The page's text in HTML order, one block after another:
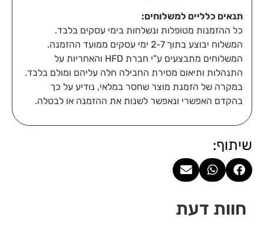
תנאים כלליים למשלוחים:
כל ההזמנות מטופלות ונשלחות בימי עסקים בלבד.
המשלוח יבוצע בתוך 2-7 ימי עסקים ממועד ההזמנה.
המשלוחים מתבצעים ע"י חברת HFD והאחריות על
התנהלות ותיאום מסירת החבילה חלה עליהם ומולם בלבד.
במקרה של הזמנת מוצר שחסר במלאי, נודיע על כך
בהקדם האפשרי ונאפשר לשנות את ההזמנה או לבטלה.
שיתוף:
חוות דעת